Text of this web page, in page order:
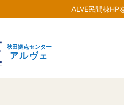
ALVE民間棟HP
秋田拠点センター
アルヴェ